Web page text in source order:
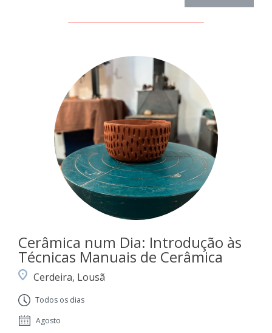
Cerâmica num Dia: Introdução às
Técnicas Manuais de Cerâmica
Cerdeira, Lousã
Todos os dias
Agosto